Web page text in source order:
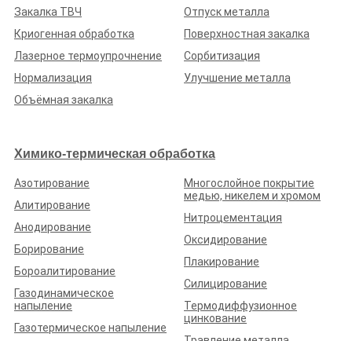
Закалка ТВЧ
Криогенная обработка
Лазерное термоупрочнение
Нормализация
Объёмная закалка
Отпуск металла
Поверхностная закалка
Сорбитизация
Улучшение металла
Химико-термическая обработка
Азотирование
Алитирование
Анодирование
Борирование
Бороалитирование
Газодинамическое
напыление
Газотермическое напыление
Многослойное покрытие
медью, никелем и хромом
Нитроцементация
Оксидирование
Плакирование
Силицирование
Термодиффузионное
цинкование
По вопросам работы портала в Липецкой области:
ИП Чугаев А.В. (321745600023836)
+7 (992) 504-53-22
info@metalloobrabotchiki.ru
Мы на связи пн-пт 7:00-16:00 Мск
Разместить заказ
Стать исполнителем